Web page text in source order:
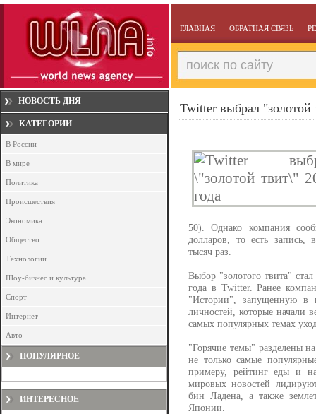
ГЛАВНАЯ ОБРАТНАЯ СВЯЗЬ
НОВОСТЬ ДНЯ
КАТЕГОРИИ
В России
В мире
Политика
Происшествия
Экономика
Общество
Технологии
Шоу-бизнес и культура
Спорт
Интернет
Авто
ПОПУЛЯРНОЕ
ИНТЕРЕСНОЕ
Twitter выбрал "золотой
50). Однако компания
долларов, то есть запись,
тысяч раз.
Выбор "золотого твита"
года в Twitter. Ранее
"Истории", запущенную в
личностей, которые начали
самых популярных темах
"Горячие темы" разделены
не только самые
примеру, рейтинг еды и
мировых новостей
бин Ладена, а также
Японии.